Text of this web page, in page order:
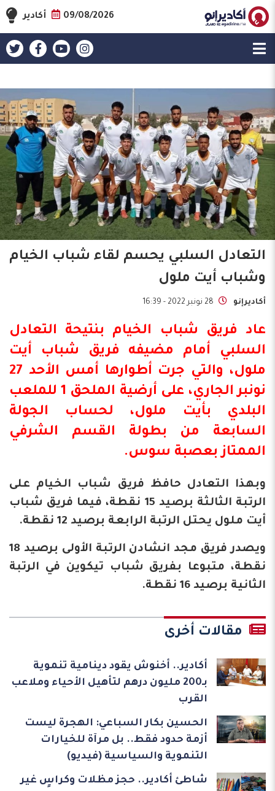
09/08/2026 أكادير
التعادل السلبي يحسم لقاء شباب الخيام
وشباب أيت ملول
أكاديرإنو 28 نونبر 2022 - 16:39
عاد فريق شباب الخيام بنتيحة التعادل
السلبي أمام مضيفه فريق شباب أيت
ملول، والتي جرت أطوارها أمس الأحد 27
نونبر الجاري، على أرضية الملحق 1 للملعب
البلدي بأيت ملول، لحساب الجولة
السابعة من بطولة القسم الشرفي
الممتاز بعصبة سوس.
وبهذا التعادل حافظ فريق شباب الخيام على
الرتبة الثالثة برصيد 15 نقطة، فيما فريق شباب
أيت ملول يحتل الرتبة الرابعة برصيد 12 نقطة.
ويصدر فريق مجد انشادن الرتبة الأولى برصيد 18
نقطة، متبوعا بفريق شباب تيكوين في الرتبة
الثانية برصيد 16 نقطة.
مقالات أخرى
أكادير.. أخنوش يقود دينامية تنموية
بـ200 مليون درهم لتأهيل الأحياء وملاعب
القرب
الحسين بكار السباعي: الهجرة ليست
أزمة حدود فقط.. بل مرآة للخيارات
التنموية والسياسية (فيديو)
شاطئ أكادير.. حجز مظلات وكراسٍ غير